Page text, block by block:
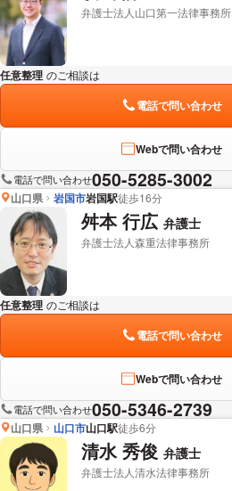
弁護士法人山口第一法律事務所
任意整理 のご相談は
電話で問い合わせ
Webで問い合わせ
電話で問い合わせ050-5285-3002
山口県 岩国市岩国駅徒歩16分
舛本 行広 弁護士
弁護士法人森重法律事務所
任意整理 のご相談は
電話で問い合わせ
Webで問い合わせ
電話で問い合わせ050-5346-2739
山口県 山口市山口駅徒歩6分
清水 秀俊 弁護士
弁護士法人清水法律事務所